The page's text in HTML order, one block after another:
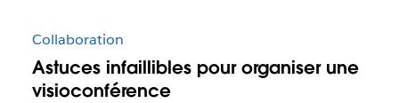
Collaboration
Astuces infaillibles pour organiser une
visioconférence